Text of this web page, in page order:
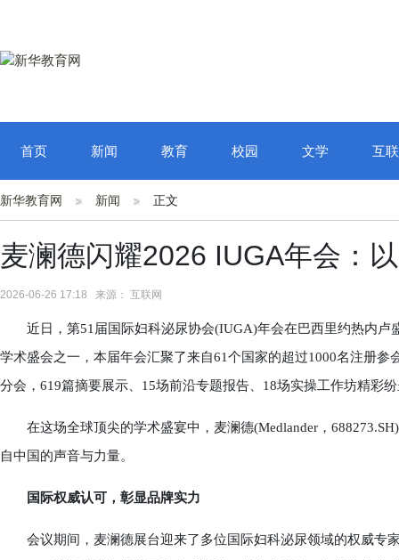
首页 新闻 教育 校园 文学 互
新华教育网 新闻 正文
麦澜德闪耀2026 IUGA年会：
2026-06-26 17:18 来源： 互联网
近日，第51届国际妇科泌尿协会(IUGA)年会在巴西里约热内卢
学术盛会之一，本届年会汇聚了来自61个国家的超过1000名注册
分会，619篇摘要展示、15场前沿专题报告、18场实操工作坊精彩
在这场全球顶尖的学术盛宴中，麦澜德(Medlander，
自中国的声音与力量。
国际权威认可，彰显品牌实力
会议期间，麦澜德展台迎来了多位国际妇科泌尿领域的权威专